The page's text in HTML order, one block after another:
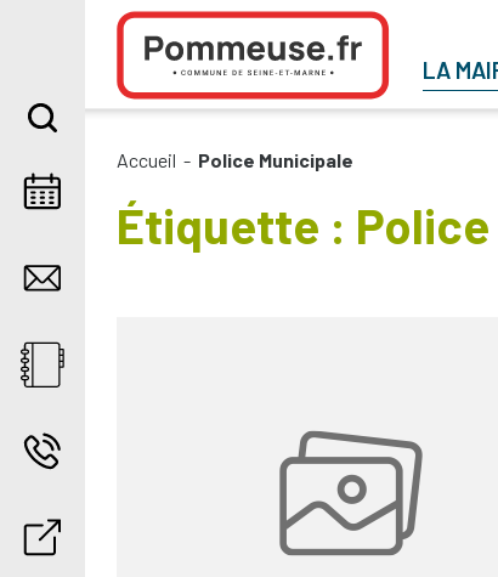
Aller au contenu
LA
Accueil - Police Municipale
Étiquette :